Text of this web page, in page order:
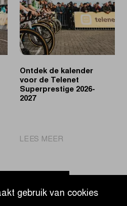
gebruik van cookies
in
Telenet
Superprestige
voor
Vandeputte
Ontdek de kalender
voor de Telenet
Superprestige 2026-
2027
LEES MEER
kalender
de
nieuwsoverzicht